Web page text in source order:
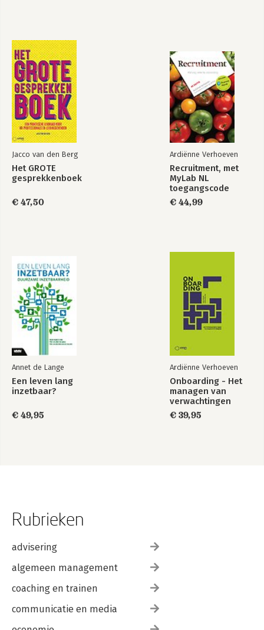
Jacco van den Berg
Het GROTE
gesprekkenboek
€ 47,50
Ardiënne Verhoeven
Recruitment, met
MyLab NL
toegangscode
€ 44,99
Annet de Lange
Een leven lang
inzetbaar?
€ 49,95
Ardiënne Verhoeven
Onboarding - Het
managen van
verwachtingen
€ 39,95
Rubrieken
advisering
algemeen management
coaching en trainen
communicatie en media